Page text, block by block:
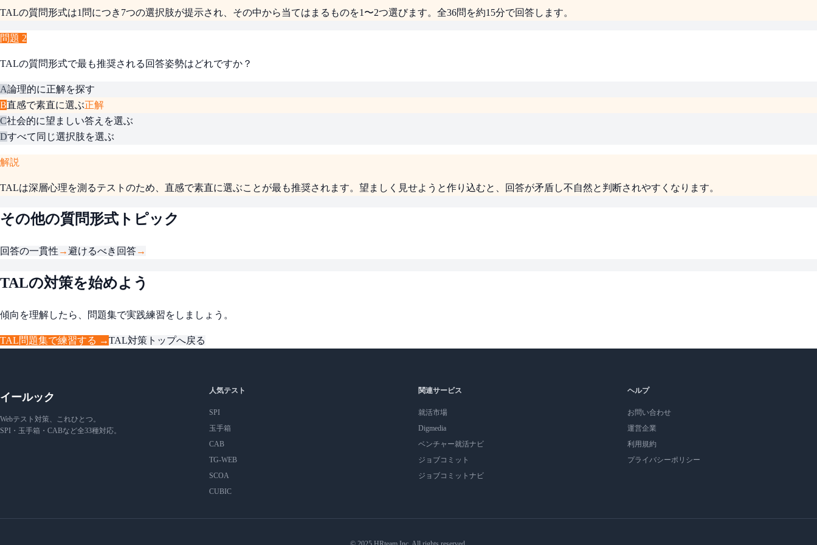
TALの質問形式は1問につき7つの選択肢が提示され、その中から当てはまるものを1〜2つ選びます。全36問を約15分で回答します。
問題 2
TALの質問形式で最も推奨される回答姿勢はどれですか？
A論理的に正解を探す
B直感で素直に選ぶ正解
C社会的に望ましい答えを選ぶ
Dすべて同じ選択肢を選ぶ
解説
TALは深層心理を測るテストのため、直感で素直に選ぶことが最も推奨されます。望ましく見せようと作り込むと、回答が矛盾し不自然と判断されやすくなります。
その他の質問形式トピック
回答の一貫性 →避けるべき回答→
TALの対策を始めよう
傾向を理解したら、問題集で実践練習をしましょう。
TAL問題集で練習する →TAL対策トップへ戻る
イールック
Webテスト対策、これひとつ。
SPI・玉手箱・CABなど全33種対応。
人気テスト
SPI
玉手箱
CAB
TG-WEB
SCOA
CUBIC
関連サービス
就活市場
Digmedia
ベンチャー就活ナビ
ジョブコミット
ジョブコミットナビ
ヘルプ
お問い合わせ
運営企業
利用規約
プライバシーポリシー